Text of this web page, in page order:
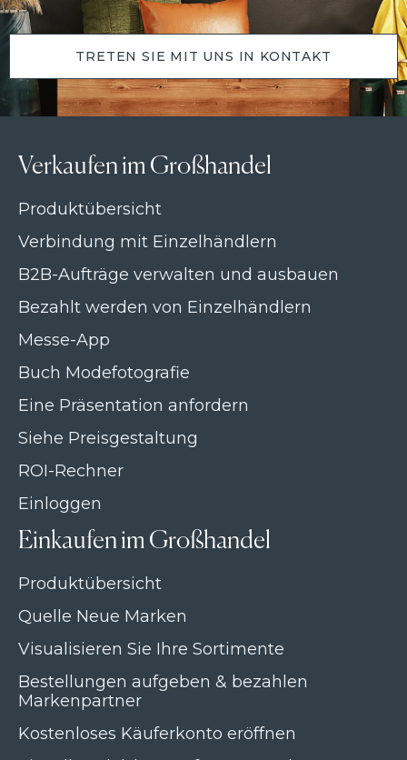
TRETEN SIE MIT UNS IN KONTAKT
Verkaufen im Großhandel
Produktübersicht
Verbindung mit Einzelhändlern
B2B-Aufträge verwalten und ausbauen
Bezahlt werden von Einzelhändlern
Messe-App
Buch Modefotografie
Eine Präsentation anfordern
Siehe Preisgestaltung
ROI-Rechner
Einloggen
Einkaufen im Großhandel
Produktübersicht
Quelle Neue Marken
Visualisieren Sie Ihre Sortimente
Bestellungen aufgeben & bezahlen
Markenpartner
Kostenloses Käuferkonto eröffnen